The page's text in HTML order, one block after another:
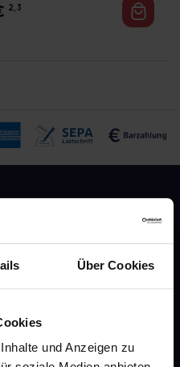
Über Cookies
und Anzeigen zu
2, 3